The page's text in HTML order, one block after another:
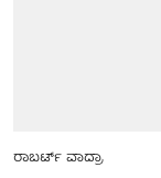
ರಾಬರ್ಟ್ ವಾದ್ರಾ